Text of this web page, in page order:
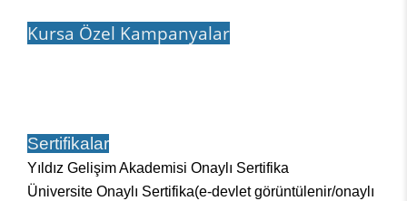
Kursa Özel Kampanyalar
Sertifikalar
Yıldız Gelişim Akademisi Onaylı Sertifika
Üniversite Onaylı Sertifika(e-devlet görüntülenir/onaylı